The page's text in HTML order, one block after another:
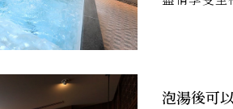
泡湯後可